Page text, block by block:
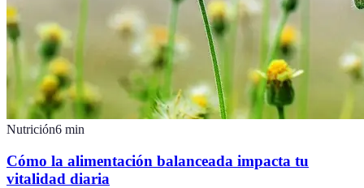
Nutrición6 min
Cómo la alimentación balanceada impacta tu
vitalidad diaria